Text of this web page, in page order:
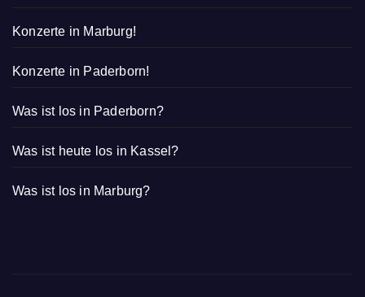
Konzerte in Marburg!
Konzerte in Paderborn!
Was ist los in Paderborn?
Was ist heute los in Kassel?
Was ist los in Marburg?